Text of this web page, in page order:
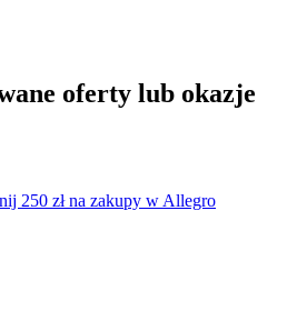
oferty lub okazje
250 zł na zakupy w Allegro